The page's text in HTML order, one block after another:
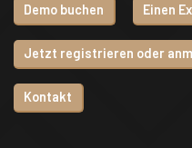
Demo buchen Einen
Jetzt registrieren oder
Kontakt